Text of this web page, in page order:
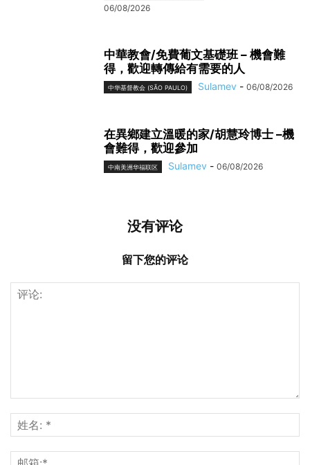
06/08/2026
中華教會/免費葡文基礎班 – 機會難
得，歡迎轉傳給有需要的人
中华基督教会 (SÃO PAULO) Sulamev - 06/08/2026
在異鄉建立溫暖的家/胡慧玲博士 –機
會難得，歡迎參加
中南美洲华福联区 Sulamev - 06/08/2026
没有评论
留下您的评论